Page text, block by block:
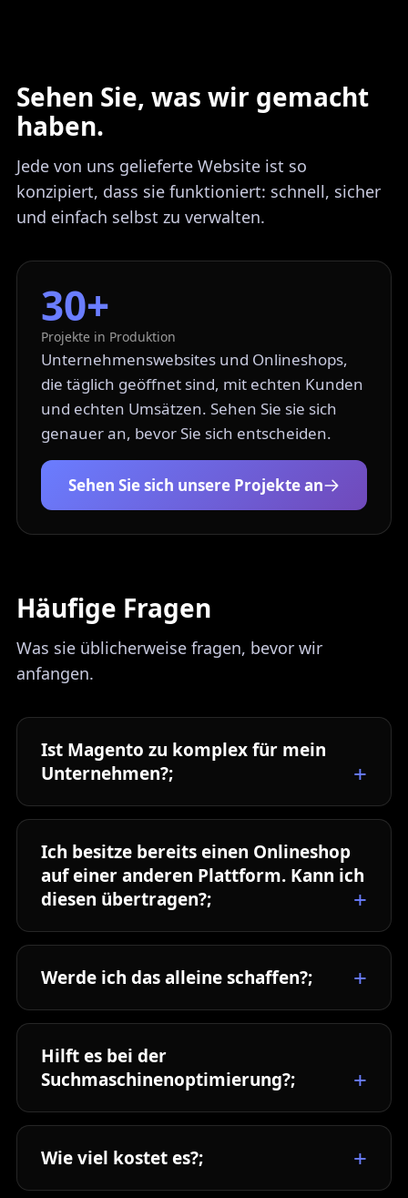
Sehen Sie, was wir gemacht
haben.
Jede von uns gelieferte Website ist so
konzipiert, dass sie funktioniert: schnell, sicher
und einfach selbst zu verwalten.
30+
Projekte in Produktion
Unternehmenswebsites und Onlineshops,
die täglich geöffnet sind, mit echten Kunden
und echten Umsätzen. Sehen Sie sie sich
genauer an, bevor Sie sich entscheiden.
Sehen Sie sich unsere Projekte an
Häufige Fragen
Was sie üblicherweise fragen, bevor wir
anfangen.
Ist Magento zu komplex für mein
Unternehmen?;
Ich besitze bereits einen Onlineshop
auf einer anderen Plattform. Kann ich
diesen übertragen?;
Werde ich das alleine schaffen?;
Hilft es bei der
Suchmaschinenoptimierung?;
Wie viel kostet es?;